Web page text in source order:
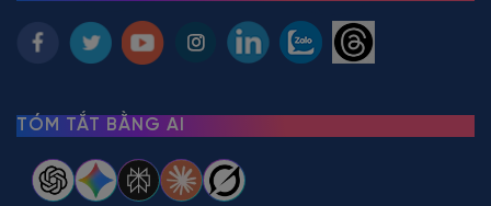
TÓM TẮT BẰNG AI